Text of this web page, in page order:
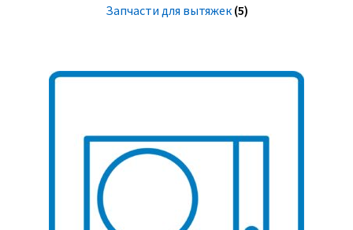
Запчасти для вытяжек (5)